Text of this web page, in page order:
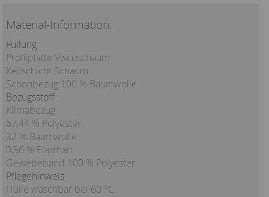
Material-Information:
Füllung
Profilplatte Viscoschaum
Keilschicht Schaum
Schonbezug 100 % Baumwolle
Bezugsstoff
Klimabezug
67,44 % Polyester
32 % Baumwolle
0,56 % Elasthan
Gewebeband 100 % Polyester
Pflegehinweis
Hülle waschbar bei 60 °C.